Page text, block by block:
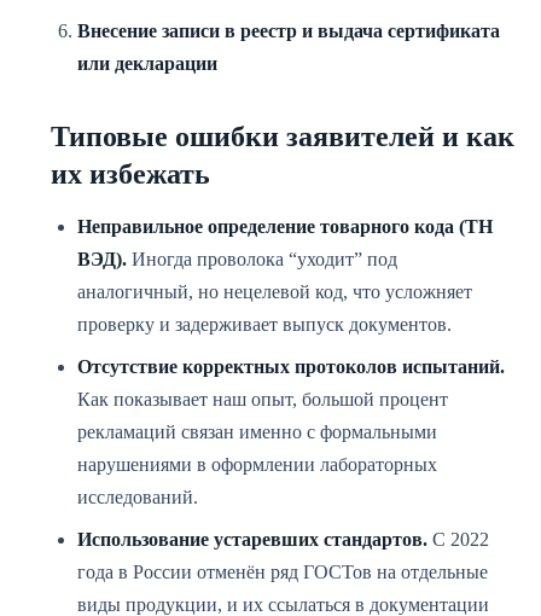
Внесение записи в реестр и выдача сертификата
или декларации
Типовые ошибки заявителей и как
их избежать
Неправильное определение товарного кода (ТН
ВЭД). Иногда проволока “уходит” под
аналогичный, но нецелевой код, что усложняет
проверку и задерживает выпуск документов.
Отсутствие корректных протоколов испытаний.
Как показывает наш опыт, большой процент
рекламаций связан именно с формальными
нарушениями в оформлении лабораторных
исследований.
Использование устаревших стандартов. С 2022
года в России отменён ряд ГОСТов на отдельные
виды продукции, и их ссылаться в документации